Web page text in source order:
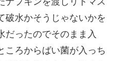
破水かそうじゃないかを
だったのでそのまま入
ころからばい菌が入っち